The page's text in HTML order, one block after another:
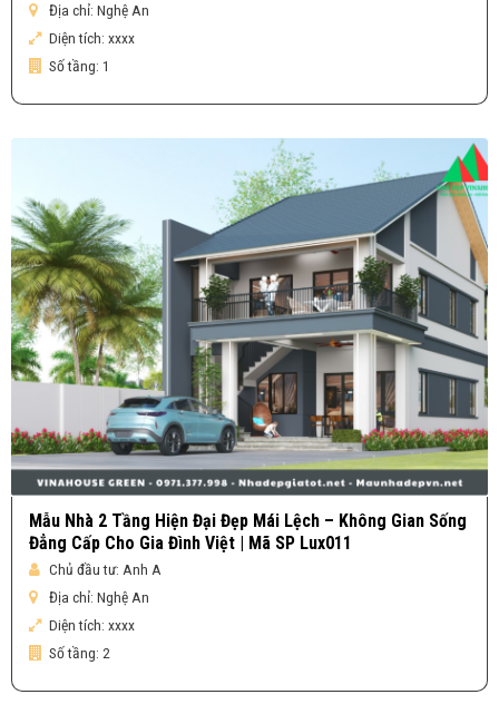
Địa chỉ: Nghệ An
Diện tích: xxxx
Số tầng: 1
Mẫu Nhà 2 Tầng Hiện Đại Đẹp Mái Lệch – Không Gian Sống
Đẳng Cấp Cho Gia Đình Việt | Mã SP Lux011
Chủ đầu tư: Anh A
Địa chỉ: Nghệ An
Diện tích: xxxx
Số tầng: 2